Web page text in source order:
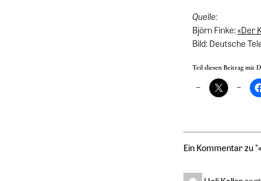
Quelle:
Björn Finke:«Der
Bild: Deutsche
Teil diesen Beitrag mit
Ein Kommentar zu "